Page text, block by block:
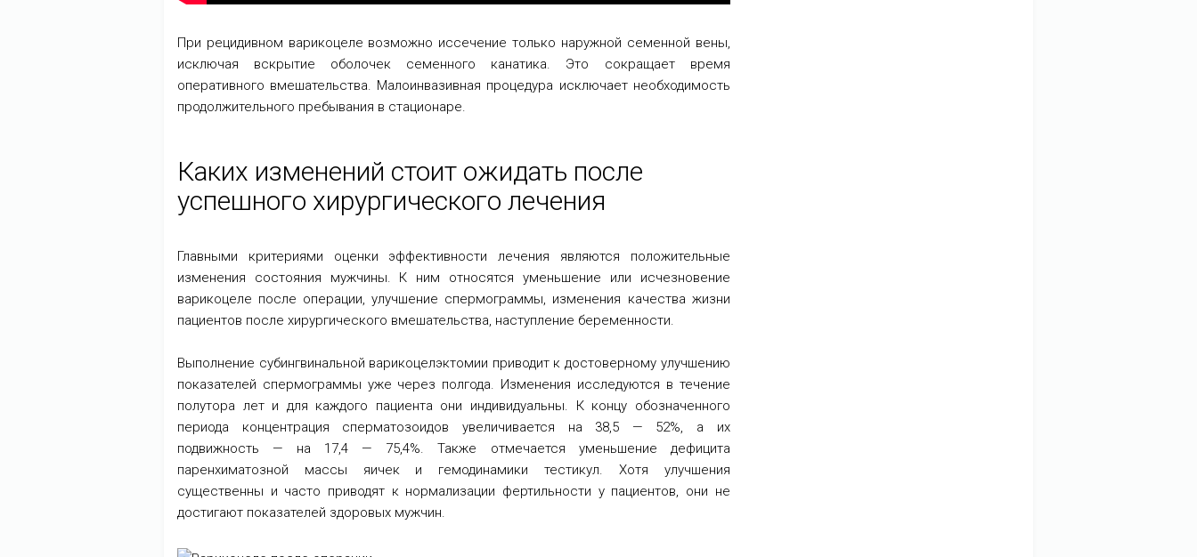
При рецидивном варикоцеле возможно иссечение только наружной семенной вены,
исключая вскрытие оболочек семенного канатика. Это сокращает время
оперативного вмешательства. Малоинвазивная процедура исключает необходимость
продолжительного пребывания в стационаре.
Каких изменений стоит ожидать после
успешного хирургического лечения
Главными критериями оценки эффективности лечения являются положительные
изменения состояния мужчины. К ним относятся уменьшение или исчезновение
варикоцеле после операции, улучшение спермограммы, изменения качества жизни
пациентов после хирургического вмешательства, наступление беременности.
Выполнение субингвинальной варикоцелэктомии приводит к достоверному улучшению
показателей спермограммы уже через полгода. Изменения исследуются в течение
полутора лет и для каждого пациента они индивидуальны. К концу обозначенного
периода концентрация сперматозоидов увеличивается на 38,5 — 52%, а их
подвижность — на 17,4 — 75,4%. Также отмечается уменьшение дефицита
паренхиматозной массы яичек и гемодинамики тестикул. Хотя улучшения
существенны и часто приводят к нормализации фертильности у пациентов, они не
достигают показателей здоровых мужчин.